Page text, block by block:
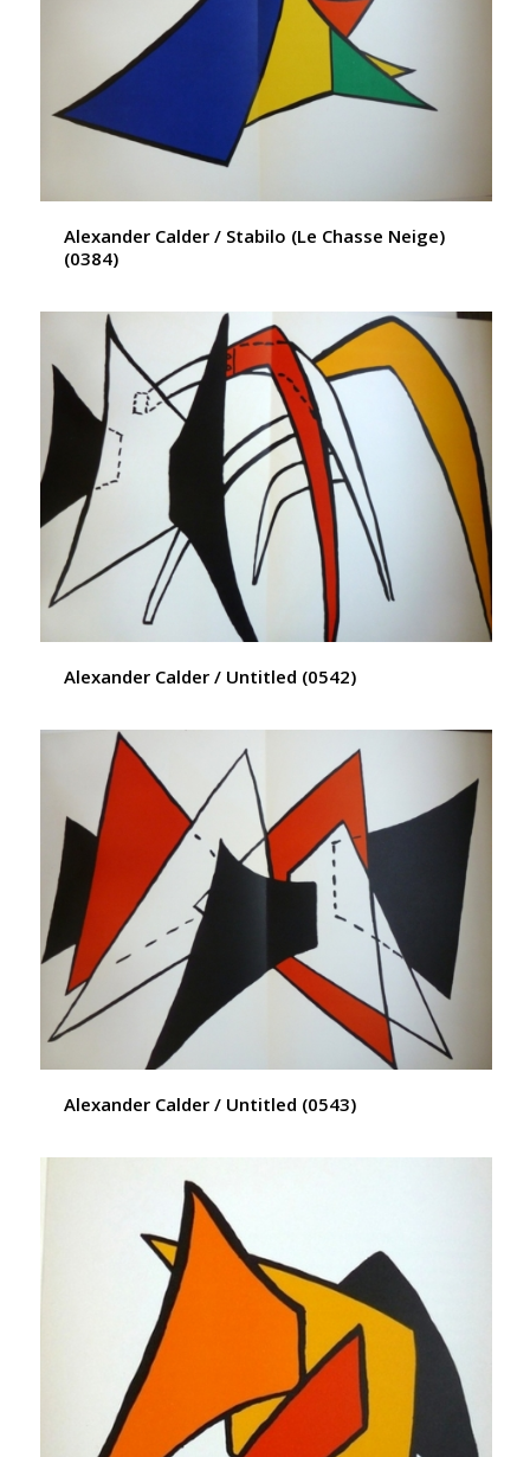
Alexander Calder / Stabilo (Le Chasse Neige)
(0384)
Alexander Calder / Untitled (0542)
Alexander Calder / Untitled (0543)